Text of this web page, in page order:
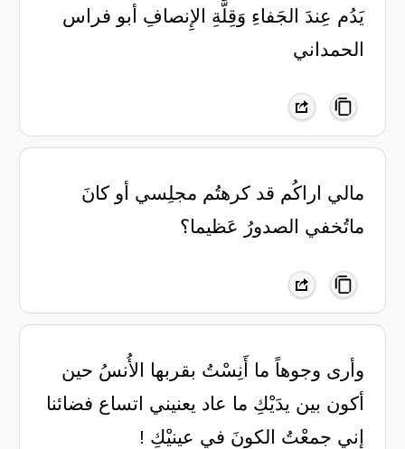
يَدُم ‏عِندَ الجَفاءِ وَقِلَّةِ الإِنصافِ ‏أبو فراس
الحمداني
‏مالي اراكُم قد كرهتُم مجلِسي أو كانَ
ماتُخفي الصدورُ عَظيما؟
‏وأرى وجوهاً ما أَنِسْتُ بقربها الأُنسُ حين
أكون بين يدَيْكِ ما عاد يعنيني اتساع فضائنا
إني جمعْتُ الكونَ في عينيْكِ !